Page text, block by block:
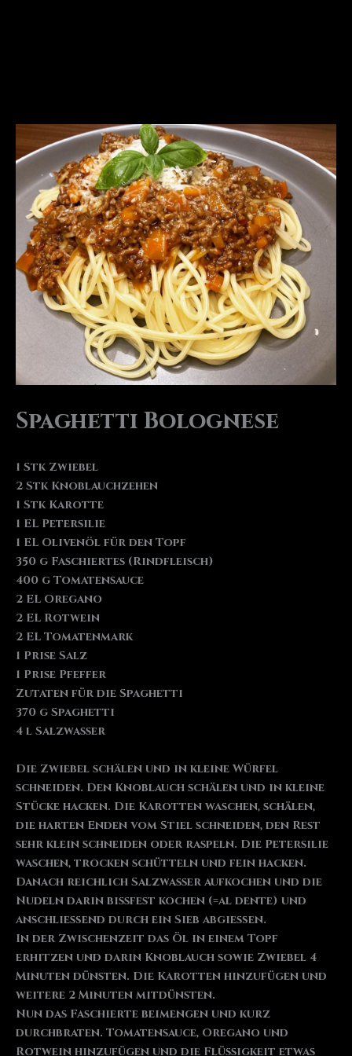
Spaghetti Bolognese
1 Stk Zwiebel
2 Stk Knoblauchzehen
1 Stk Karotte
1 EL Petersilie
1 EL Olivenöl für den Topf
350 g Faschiertes (Rindfleisch)
400 g Tomatensauce
2 EL Oregano
2 EL Rotwein
2 EL Tomatenmark
1 Prise Salz
1 Prise Pfeffer
Zutaten für die Spaghetti
370 g Spaghetti
4 l Salzwasser
Die Zwiebel schälen und in kleine Würfel
schneiden. Den Knoblauch schälen und in kleine
Stücke hacken. Die Karotten waschen, schälen,
die harten Enden vom Stiel schneiden, den Rest
sehr klein schneiden oder raspeln. Die Petersilie
waschen, trocken schütteln und fein hacken.
Danach reichlich Salzwasser aufkochen und die
Nudeln darin bissfest kochen (=al dente) und
anschließend durch ein Sieb abgießen.
In der Zwischenzeit das Öl in einem Topf
erhitzen und darin Knoblauch sowie Zwiebel 4
Minuten dünsten. Die Karotten hinzufügen und
weitere 2 Minuten mitdünsten.
Nun das Faschierte beimengen und kurz
durchbraten. Tomatensauce, Oregano und
Rotwein hinzufügen und die Flüssigkeit etwas